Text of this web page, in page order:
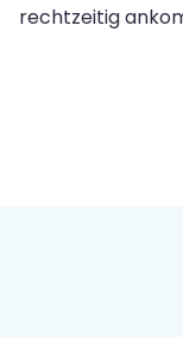
rechtzeitig